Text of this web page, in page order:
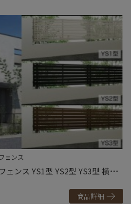
フェンス
ェンス YS1型 YS2型 YS3型 横ス
商品詳細